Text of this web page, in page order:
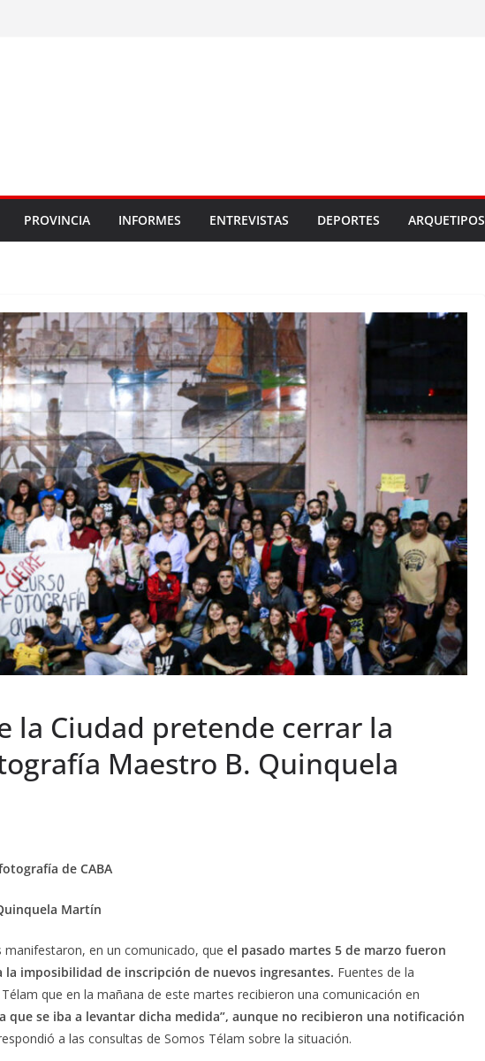
PROVINCIA INFORMES ENTREVISTAS DEPORTES ARQUETIPOS
la Ciudad pretende cerrar la
Maestro B. Quinquela
de CABA
Martín
en un comunicado, que el pasado martes 5 de marzo fueron
imposibilidad de inscripción de nuevos ingresantes. Fuentes de la
que en la mañana de este martes recibieron una comunicación en
que se iba a levantar dicha medida”, aunque no recibieron una notificación
a las consultas de Somos Télam sobre la situación.